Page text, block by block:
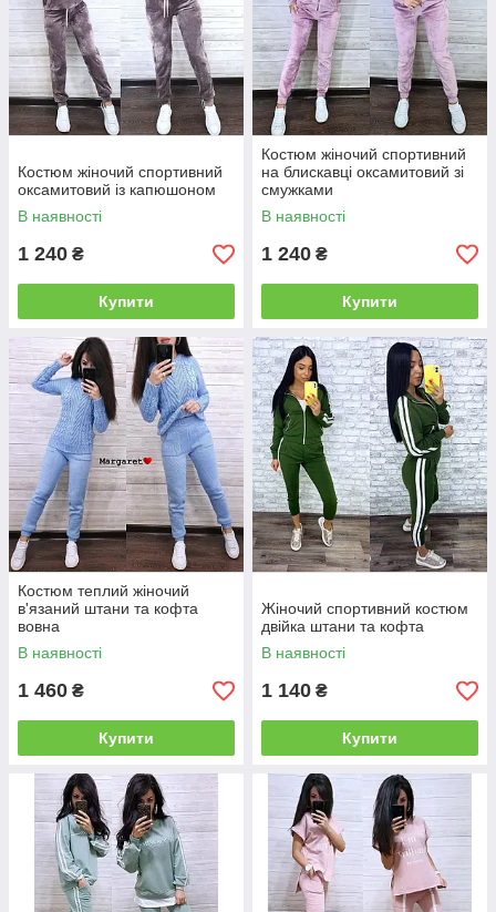
Костюм жіночий спортивний
оксамитовий із капюшоном
В наявності
1 240 ₴
Купити
Костюм жіночий спортивний
на блискавці оксамитовий зі
смужками
В наявності
1 240 ₴
Купити
Костюм теплий жіночий
в'язаний штани та кофта
вовна
В наявності
1 460 ₴
Купити
Жіночий спортивний костюм
двійка штани та кофта
В наявності
1 140 ₴
Купити